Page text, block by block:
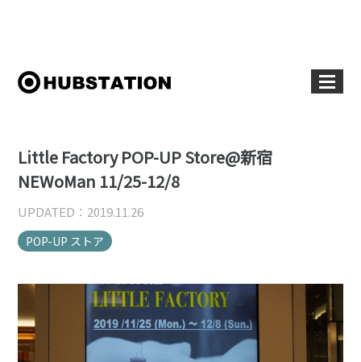
Little Factory POP-UP Store@新宿
NEWoMan 11/25-12/8
UPDATED：2019.11.26
POP-UP ストア